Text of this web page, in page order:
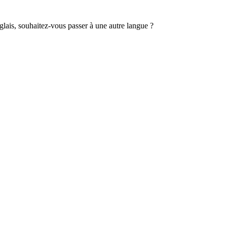
souhaitez-vous passer à une autre langue ?